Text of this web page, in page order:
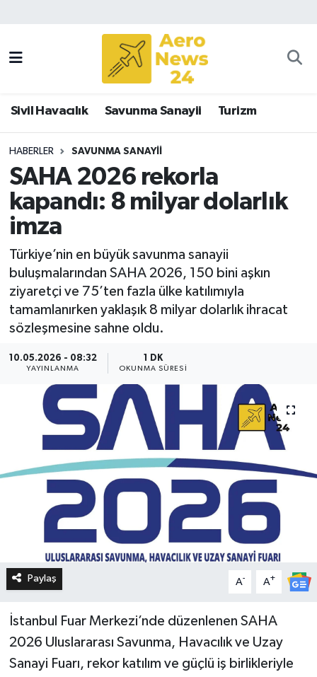
Sivil Havacılık Savunma Sanayii Turizm
HABERLER SAVUNMA SANAYII
SAHA 2026 rekorla
kapandı: 8 milyar dolarlık
imza
Türkiye’nin en büyük savunma sanayii
buluşmalarından SAHA 2026, 150 bini aşkın
ziyaretçi ve 75’ten fazla ülke katılımıyla
tamamlanırken yaklaşık 8 milyar dolarlık ihracat
sözleşmesine sahne oldu.
10.05.2026 - 08:32
YAYINLANMA
1 DK
OKUNMA SÜRESI
Paylaş A- A+
İstanbul Fuar Merkezi’nde düzenlenen SAHA
2026 Uluslararası Savunma, Havacılık ve Uzay
Sanayi Fuarı, rekor katılım ve güçlü iş birlikleriyle